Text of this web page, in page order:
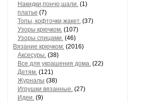
Накидки,пончо,шали. (1)
платье (7)
Топы, кофточки,жакет. (37)
Узоры крючком. (107)
Узоры спицами. (46)
Вязание крючком. (2016)
Аксесуры. (38)
Все для украшения дома. (22)
Детям. (121)
Журналы (38)
Игрушки вязанные. (27)
Идеи. (9)